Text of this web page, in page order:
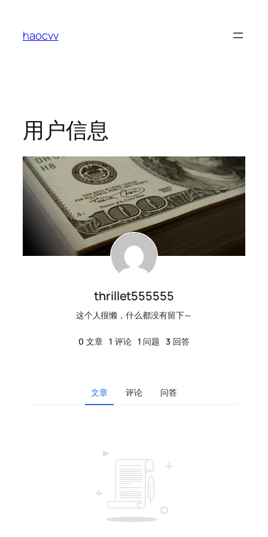
haocvv
用户信息
thrillet555555
这个人很懒，什么都没有留下～
0 文章 1 评论 1 问题 3 回答
文章 评论 问答